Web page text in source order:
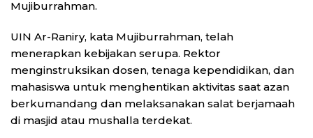
Mujiburrahman.
UIN Ar-Raniry, kata Mujiburrahman, telah
menerapkan kebijakan serupa. Rektor
menginstruksikan dosen, tenaga kependidikan, dan
mahasiswa untuk menghentikan aktivitas saat azan
berkumandang dan melaksanakan salat berjamaah
di masjid atau mushalla terdekat.